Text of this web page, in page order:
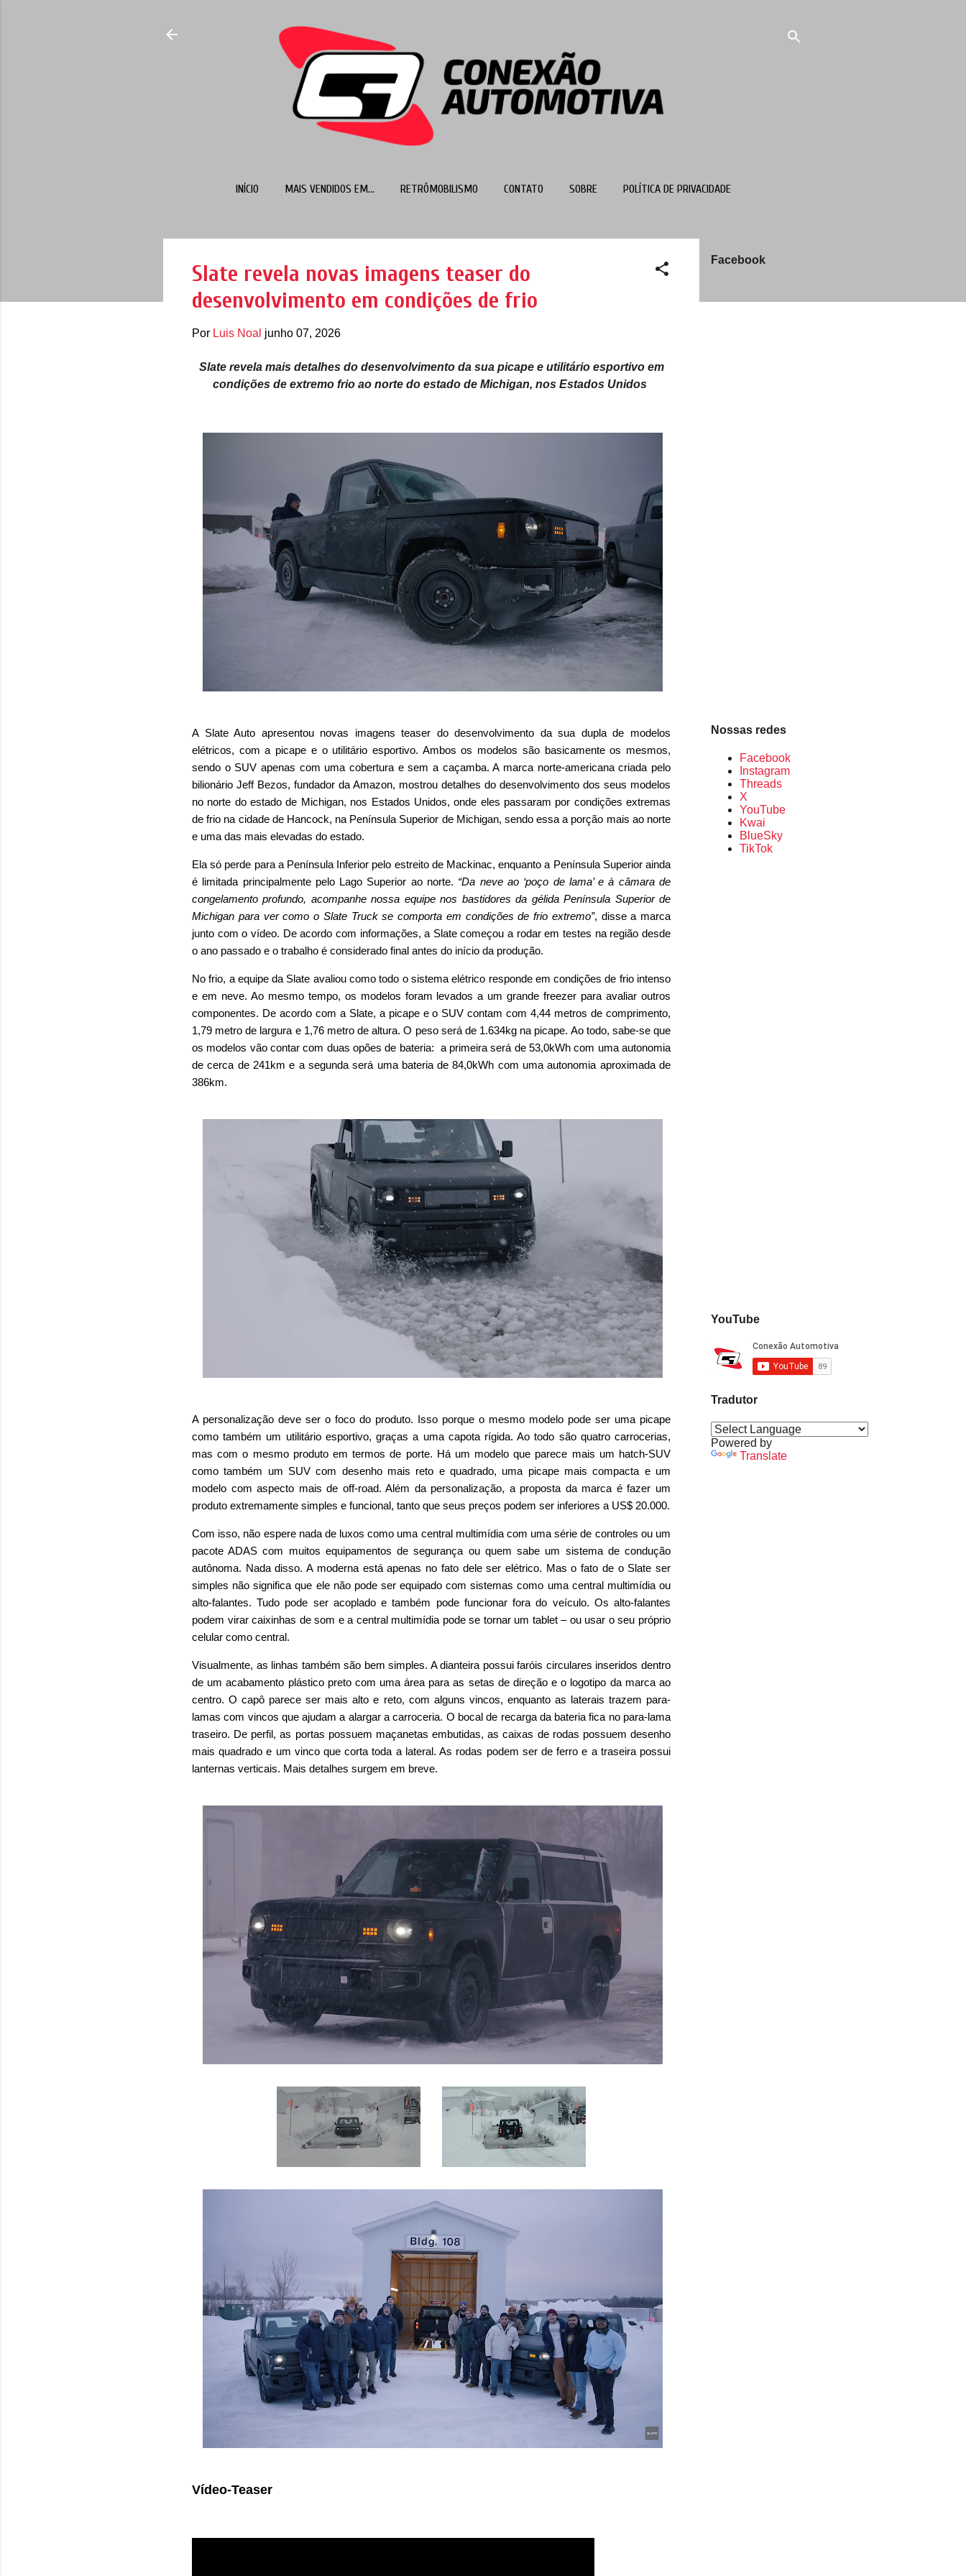
INÍCIO MAIS VENDIDOS EM... RETRÔMOBILISMO CONTATO SOBRE POLÍTICA DE PRIVACIDADE
Facebook
Nossas redes
Facebook
Instagram
Threads
X
YouTube
Kwai
BlueSky
TikTok
YouTube
Tradutor
Powered by
Translate
Slate revela novas imagens teaser do
desenvolvimento em condições de frio
Por Luis Noal junho 07, 2026
Slate revela mais detalhes do desenvolvimento da sua picape e utilitário esportivo em
condições de extremo frio ao norte do estado de Michigan, nos Estados Unidos
A Slate Auto apresentou novas imagens teaser do desenvolvimento da sua dupla de modelos
elétricos, com a picape e o utilitário esportivo. Ambos os modelos são basicamente os mesmos,
sendo o SUV apenas com uma cobertura e sem a caçamba. A marca norte-americana criada pelo
bilionário Jeff Bezos, fundador da Amazon, mostrou detalhes do desenvolvimento dos seus modelos
no norte do estado de Michigan, nos Estados Unidos, onde eles passaram por condições extremas
de frio na cidade de Hancock, na Península Superior de Michigan, sendo essa a porção mais ao norte
e uma das mais elevadas do estado.
Ela só perde para a Península Inferior pelo estreito de Mackinac, enquanto a Península Superior ainda
é limitada principalmente pelo Lago Superior ao norte. “Da neve ao ‘poço de lama’ e à câmara de
congelamento profundo, acompanhe nossa equipe nos bastidores da gélida Península Superior de
Michigan para ver como o Slate Truck se comporta em condições de frio extremo”, disse a marca
junto com o vídeo. De acordo com informações, a Slate começou a rodar em testes na região desde
o ano passado e o trabalho é considerado final antes do início da produção.
No frio, a equipe da Slate avaliou como todo o sistema elétrico responde em condições de frio intenso
e em neve. Ao mesmo tempo, os modelos foram levados a um grande freezer para avaliar outros
componentes. De acordo com a Slate, a picape e o SUV contam com 4,44 metros de comprimento,
1,79 metro de largura e 1,76 metro de altura. O peso será de 1.634kg na picape. Ao todo, sabe-se que
os modelos vão contar com duas opões de bateria: a primeira será de 53,0kWh com uma autonomia
de cerca de 241km e a segunda será uma bateria de 84,0kWh com uma autonomia aproximada de
386km.
A personalização deve ser o foco do produto. Isso porque o mesmo modelo pode ser uma picape
como também um utilitário esportivo, graças a uma capota rígida. Ao todo são quatro carrocerias,
mas com o mesmo produto em termos de porte. Há um modelo que parece mais um hatch-SUV
como também um SUV com desenho mais reto e quadrado, uma picape mais compacta e um
modelo com aspecto mais de off-road. Além da personalização, a proposta da marca é fazer um
produto extremamente simples e funcional, tanto que seus preços podem ser inferiores a US$ 20.000.
Com isso, não espere nada de luxos como uma central multimídia com uma série de controles ou um
pacote ADAS com muitos equipamentos de segurança ou quem sabe um sistema de condução
autônoma. Nada disso. A moderna está apenas no fato dele ser elétrico. Mas o fato de o Slate ser
simples não significa que ele não pode ser equipado com sistemas como uma central multimídia ou
alto-falantes. Tudo pode ser acoplado e também pode funcionar fora do veículo. Os alto-falantes
podem virar caixinhas de som e a central multimídia pode se tornar um tablet – ou usar o seu próprio
celular como central.
Visualmente, as linhas também são bem simples. A dianteira possui faróis circulares inseridos dentro
de um acabamento plástico preto com uma área para as setas de direção e o logotipo da marca ao
centro. O capô parece ser mais alto e reto, com alguns vincos, enquanto as laterais trazem para-
lamas com vincos que ajudam a alargar a carroceria. O bocal de recarga da bateria fica no para-lama
traseiro. De perfil, as portas possuem maçanetas embutidas, as caixas de rodas possuem desenho
mais quadrado e um vinco que corta toda a lateral. As rodas podem ser de ferro e a traseira possui
lanternas verticais. Mais detalhes surgem em breve.
Vídeo-Teaser